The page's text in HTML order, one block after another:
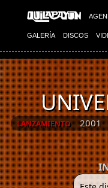
GALERÍA DISCOS
LANZAMIENTO 2001